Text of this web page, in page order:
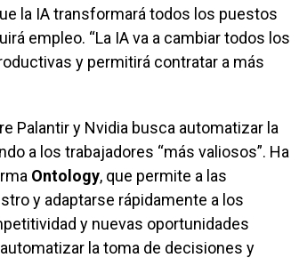
la IA transformará todos los puestos
empleo. “La IA va a cambiar todos los
y permitirá contratar a más
Palantir y Nvidia busca automatizar la
a los trabajadores “más valiosos”. Ha
Ontology, que permite a las
y adaptarse rápidamente a los
y nuevas oportunidades
la toma de decisiones y